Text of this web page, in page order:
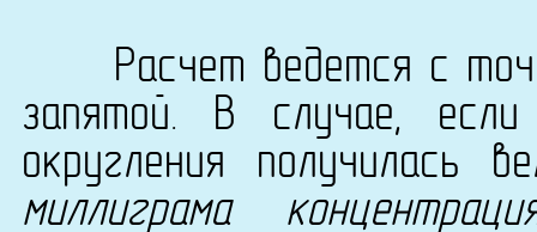
Расчет ведется с
запятой. В случае,
округления получилась
миллиграма